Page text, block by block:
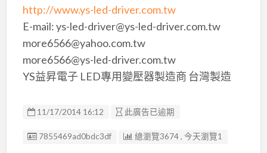
http://www.ys-led-driver.com.tw
E-mail: ys-led-driver@ys-led-driver.com.tw
more6566@yahoo.com.tw
more6566@ys-led-driver.com.tw
YS益昇電子 LED專用變壓器製造商 台灣製造
11/17/2014 16:12 此廣告已逾期
廣告编號
7855469ad0bdc3df 總瀏覽3674 , 今天瀏覽1